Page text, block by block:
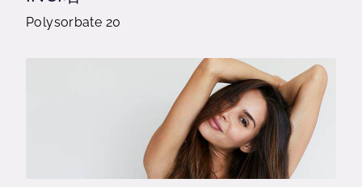
Polysorbate 20